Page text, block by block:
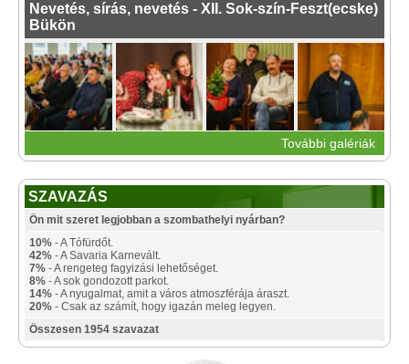
Nevetés, sírás, nevetés - XII. Sok-szín-Feszt(ecske)
Bükön
További galériák
SZAVAZÁS
Ön mit szeret legjobban a szombathelyi nyárban?
10% - A Tófürdőt.
42% - A Savaria Karnevált.
7% - A rengeteg fagyizási lehetőséget.
8% - A sok gondozott parkot.
14% - A nyugalmat, amit a város atmoszférája áraszt.
20% - Csak az számít, hogy igazán meleg legyen.
Összesen 1954 szavazat